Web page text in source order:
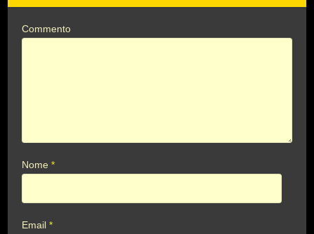
Commento
Nome*
Email*